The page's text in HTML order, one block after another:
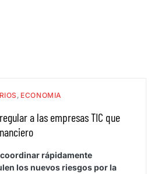
ECONOMIA
a las empresas TIC que
rápidamente
los nuevos riesgos por la